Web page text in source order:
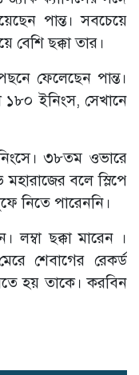
পান্ত। সবচেয়ে
বেশি ছক্কা তার।
ফেলেছেন পান্ত।
১৮০ ইনিংস, সেখানে
৩৮তম ওভারে
বলে স্লিপে
নিতে পারেননি।
লম্বা ছক্কা মারেন ।
শেবাগের রেকর্ড
হয় তাকে। করবিন